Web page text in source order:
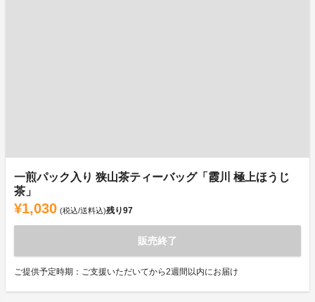
一煎パック入り 狭山茶ティーバッグ「霞川 極上ほうじ
茶」
¥1,030 (税込/送料込)残り97
販売終了
ご提供予定時期：ご支援いただいてから2週間以内にお届け